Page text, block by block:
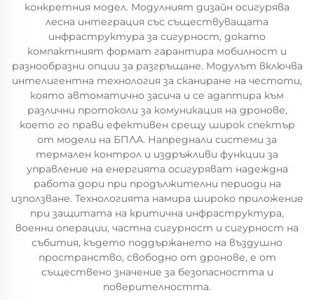
конкретния модел. Модулният дизайн осигурява
лесна интеграция със съществуващата
инфраструктура за сигурност, докато
компактният формат гарантира мобилност и
разнообразни опции за разгръщане. Модулът включва
интелигентна технология за сканиране на честоти,
която автоматично засича и се адаптира към
различни протоколи за комуникация на дронове,
което го прави ефективен срещу широк спектър
от модели на БПЛА. Напреднали системи за
термален контрол и издръжливи функции за
управление на енергията осигуряват надеждна
работа дори при продължителни периоди на
използване. Технологията намира широко приложение
при защитата на критична инфраструктура,
военни операции, частна сигурност и сигурност на
събития, където поддържането на въздушно
пространство, свободно от дронове, е от
съществено значение за безопасността и
поверителността.